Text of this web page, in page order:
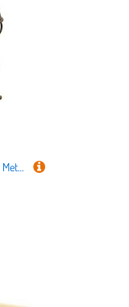
ＡＷＨＡＯ Vogelfutterstation mit Metalltablett Und Abdeckung, Vogelfutterstation Zum Aufhängen Im Freien, Tragbar, für Gartenvögel Liebhaber, Außendekoration, Bronze